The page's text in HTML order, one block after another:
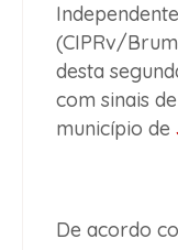
(CIPRv/
desta
com sinais
município de
De acordo